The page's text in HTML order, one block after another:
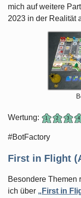
mich auf weitere
2023 in der Realität
Wertung:
#BotFactory
First in Flight
Besondere Themen
ich über „First in